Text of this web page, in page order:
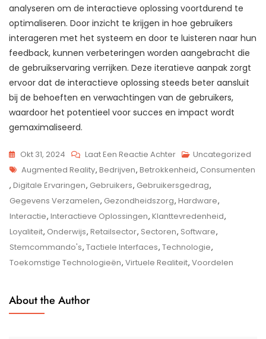
analyseren om de interactieve oplossing voortdurend te
optimaliseren. Door inzicht te krijgen in hoe gebruikers
interageren met het systeem en door te luisteren naar hun
feedback, kunnen verbeteringen worden aangebracht die
de gebruikservaring verrijken. Deze iteratieve aanpak zorgt
ervoor dat de interactieve oplossing steeds beter aansluit
bij de behoeften en verwachtingen van de gebruikers,
waardoor het potentieel voor succes en impact wordt
gemaximaliseerd.
Okt 31, 2024 Laat Een Reactie AchterOp
De
Kracht
Van
Interactieve
Oplossingen
In
De
Uncategorized
Tags
Augmented Reality, Bedrijven, Betrokkenheid, Consumenten
, Digitale Ervaringen, Gebruikers, Gebruikersgedrag,
Gegevens Verzamelen, Gezondheidszorg, Hardware,
Interactie, Interactieve Oplossingen, Klanttevredenheid,
Loyaliteit, Onderwijs, Retailsector, Sectoren, Software,
Stemcommando's, Tactiele Interfaces, Technologie,
Toekomstige Technologieën, Virtuele Realiteit, Voordelen
About the Author